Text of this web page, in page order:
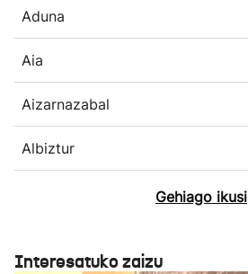
Aduna
Aia
Aizarnazabal
Albiztur
Gehiago ikusi
Interesatuko zaizu